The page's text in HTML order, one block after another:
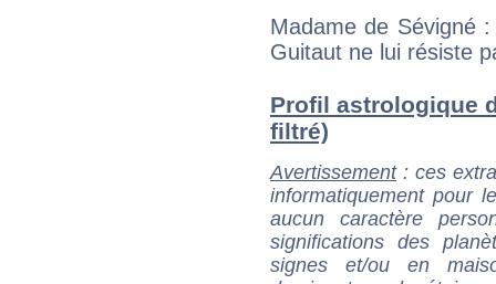
Madame de Sévigné
Guitaut ne lui résiste
Profil astrologique
filtré)
Avertissement: ces
informatiquement pour
aucun caractère
significations des
signes et/ou en